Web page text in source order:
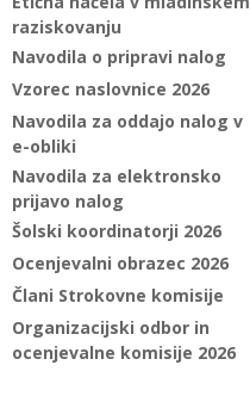
raziskovanju
Navodila o pripravi nalog
Vzorec naslovnice 2026
Navodila za oddajo nalog v
e-obliki
Navodila za elektronsko
prijavo nalog
Šolski koordinatorji 2026
Ocenjevalni obrazec 2026
Člani Strokovne komisije
Organizacijski odbor in
ocenjevalne komisije 2026